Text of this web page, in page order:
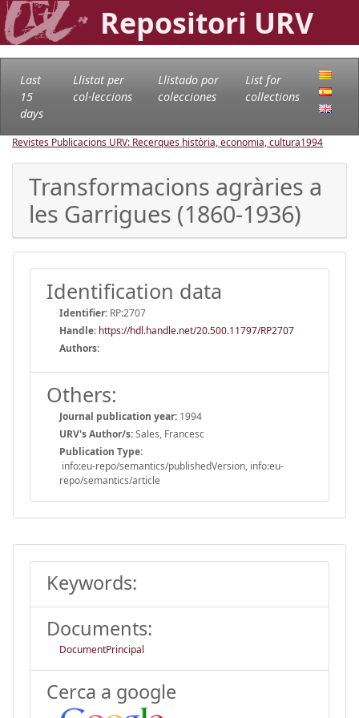
Repositori URV
Last
15
days
Llistat per
col·leccions
Llistado por
colecciones
List for
collections
Revistes Publicacions URV: Recerques història, economia, cultura1994
Transformacions agràries a
les Garrigues (1860-1936)
Identification data
Identifier: RP:2707
Handle: https://hdl.handle.net/20.500.11797/RP2707
Authors:
Others:
Journal publication year: 1994
URV's Author/s:Sales, Francesc
Publication Type:
info:eu-repo/semantics/publishedVersion, info:eu-
repo/semantics/article
Keywords:
Documents:
DocumentPrincipal
Cerca a google